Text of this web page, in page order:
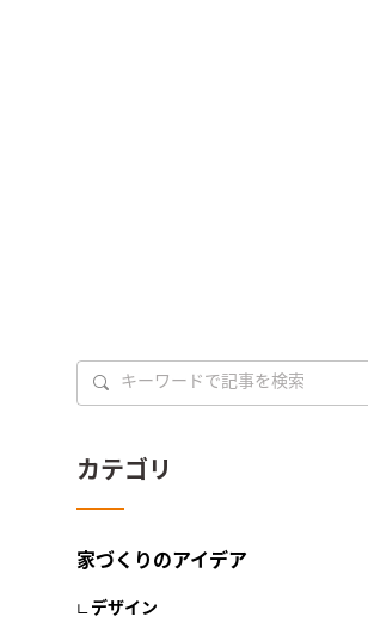
カテゴリ
家づくりのアイデア
デザイン